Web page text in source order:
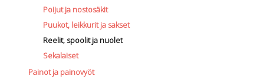
Poijut ja nostosäkit
Puukot, leikkurit ja sakset
Reelit, spoolit ja nuolet
Sekalaiset
Painot ja painovyöt